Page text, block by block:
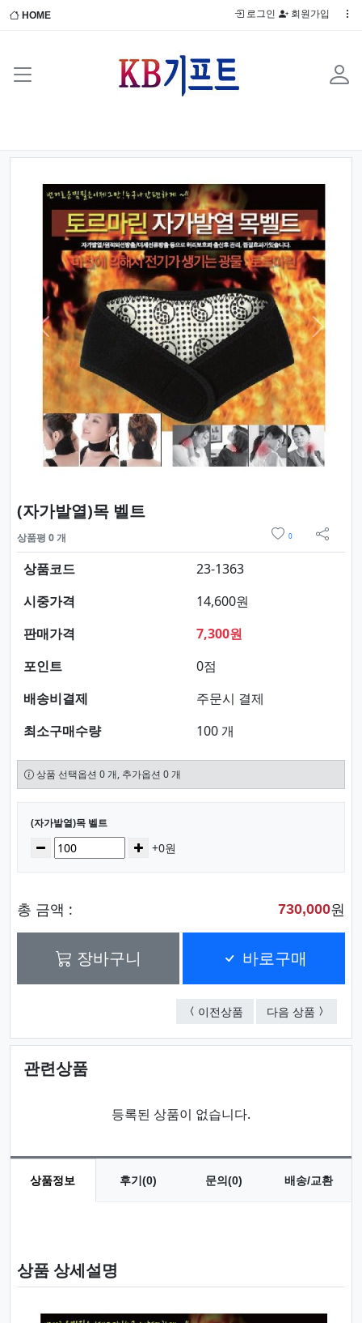
HOME 로그인 회원가입
Previous Next
(자가발열)목 벨트요약정보 및 구매
상품평 0 개 0
sns 공
상품코드
23-1363
시중가격
14,600원
판매가격
7,300원
포인트
0점
배송비결제
주문시 결제
최소구매수량
100 개
상품 선택옵션 0 개, 추가옵션 0 개
선택된 옵션
(자가발열)목 벨트
수량감소 증가+0원
총 금액 : 730,000원
장바구니 바로구매
이전상품 대나무 효자손
다음 상품 (볼회전
관련상품
등록된 상품이 없습니다.
상품정보 후기(0) 문의(0) 배송/교환
상품 상세설명